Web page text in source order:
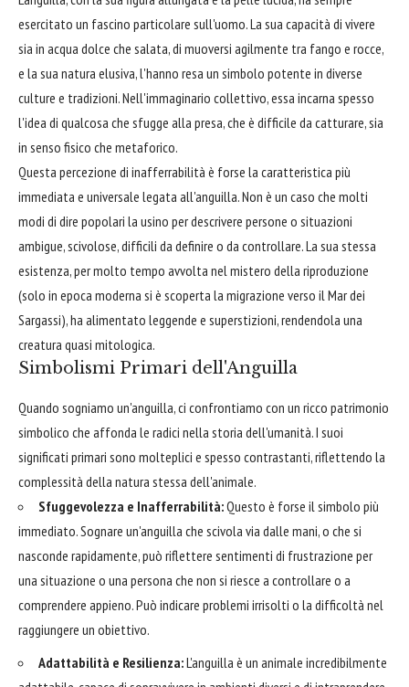
esercitato un fascino particolare sull'uomo. La sua capacità di vivere
sia in acqua dolce che salata, di muoversi agilmente tra fango e rocce,
e la sua natura elusiva, l'hanno resa un simbolo potente in diverse
culture e tradizioni. Nell'immaginario collettivo, essa incarna spesso
l'idea di qualcosa che sfugge alla presa, che è difficile da catturare, sia
in senso fisico che metaforico.
Questa percezione di inafferrabilità è forse la caratteristica più
immediata e universale legata all'anguilla. Non è un caso che molti
modi di dire popolari la usino per descrivere persone o situazioni
ambigue, scivolose, difficili da definire o da controllare. La sua stessa
esistenza, per molto tempo avvolta nel mistero della riproduzione
(solo in epoca moderna si è scoperta la migrazione verso il Mar dei
Sargassi), ha alimentato leggende e superstizioni, rendendola una
creatura quasi mitologica.
Simbolismi Primari dell'Anguilla
Quando sogniamo un'anguilla, ci confrontiamo con un ricco patrimonio
simbolico che affonda le radici nella storia dell'umanità. I suoi
significati primari sono molteplici e spesso contrastanti, riflettendo la
complessità della natura stessa dell'animale.
Sfuggevolezza e Inafferrabilità:Questo è forse il simbolo più
immediato. Sognare un'anguilla che scivola via dalle mani, o che si
nasconde rapidamente, può riflettere sentimenti di frustrazione per
una situazione o una persona che non si riesce a controllare o a
comprendere appieno. Può indicare problemi irrisolti o la difficoltà nel
raggiungere un obiettivo.
Adattabilità e Resilienza:L'anguilla è un animale incredibilmente